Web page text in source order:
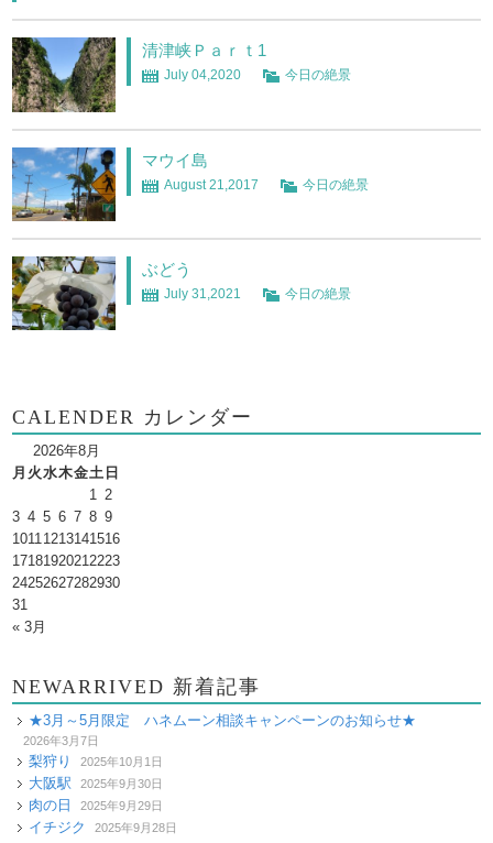
清津峡Ｐａｒｔ1
July 04,2020 今日の絶景
マウイ島
August 21,2017 今日の絶景
ぶどう
July 31,2021 今日の絶景
CALENDER カレンダー
2026年8月
月 火水木金土 日
1
2
3 4 5 6 7 8 9
1011 1213141516
1718192021 2223
24252627282930
31
« 3月
NEWARRIVED 新着記事
★3月～5月限定 ハネムーン相談キャンペーンのお知らせ★
2026年3月7日
梨狩り 2025年10月1日
大阪駅 2025年9月30日
肉の日 2025年9月29日
イチジク 2025年9月28日